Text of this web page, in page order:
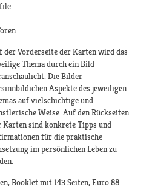
der Vorderseite der Karten wird das
Thema durch ein Bild
Die Bilder
Aspekte des jeweiligen
auf vielschichtige und
Weise. Auf den Rückseiten
Karten sind konkrete Tipps und
für die praktische
im persönlichen Leben zu
Booklet mit 143 Seiten, Euro 88.-